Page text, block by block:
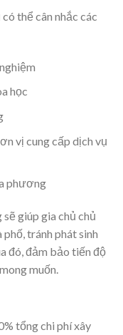
thể cân nhắc các
học
vị cung cấp dịch vụ
phương
giúp gia chủ chủ
tránh phát sinh
đó, đảm bảo tiến độ
muốn.
tổng chi phí xây